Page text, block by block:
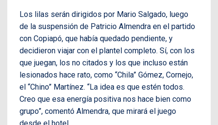
Los lilas serán dirigidos por Mario Salgado, luego
de la suspensión de Patricio Almendra en el partido
con Copiapó, que había quedado pendiente, y
decidieron viajar con el plantel completo. Sí, con los
que juegan, los no citados y los que incluso están
lesionados hace rato, como “Chila” Gómez, Cornejo,
el “Chino” Martínez. “La idea es que estén todos.
Creo que esa energía positiva nos hace bien como
grupo”, comentó Almendra, que mirará el juego